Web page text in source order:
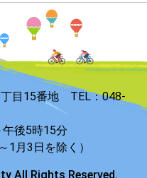
目15番地 TEL：048-
後5時15分
1月3日を除く）
All Rights Reserved.